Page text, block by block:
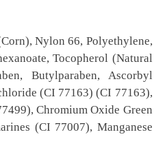
Nylon 66, Polyethylene,
Tocopherol (Natural
Butylparaben, Ascorbyl
(CI 77163) (CI 77163),
Chromium Oxide Green
(CI 77007), Manganese